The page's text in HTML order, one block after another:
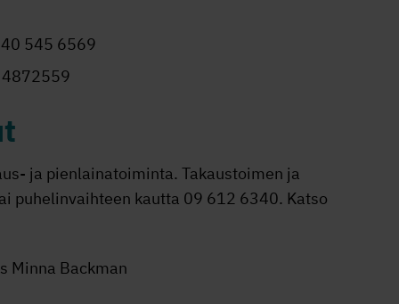
545 6569
4872559
ja pienlainatoiminta. Takaustoimen ja
puhelinvaihteen kautta 09 612 6340. Katso
Minna Backman